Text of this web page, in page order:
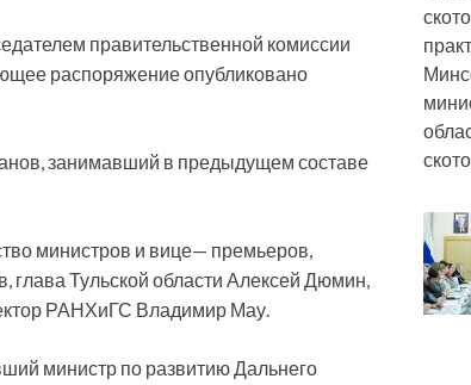
правительственной комиссии
распоряжение опубликовано
занимавший в предыдущем составе
министров и вице— премьеров,
глава Тульской области Алексей Дюмин,
РАНХиГС Владимир Мау.
министр по развитию Дальнего